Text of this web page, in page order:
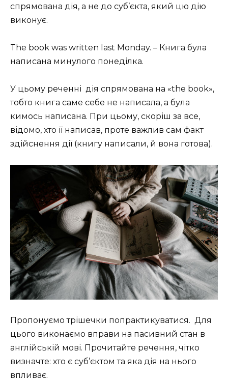
спрямована дія, а не до суб’єкта, який цю дію
виконує.
The book was written last Monday. – Книга була
написана минулого понеділка.
У цьому реченні дія спрямована на «the book»,
тобто книга саме себе не написала, а була
кимось написана. При цьому, скоріш за все,
відомо, хто її написав, проте важлив сам факт
здійснення дії (книгу написали, й вона готова).
Пропонуємо трішечки попрактикуватися. Для
цього виконаємо вправи на пасивний стан в
англійській мові. Прочитайте речення, чітко
визначте: хто є суб’єктом та яка дія на нього
впливає.